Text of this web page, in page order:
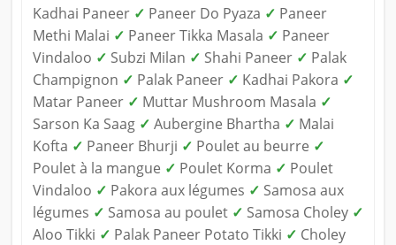
Kadhai Paneer ✓ Paneer Do Pyaza ✓ Paneer
Methi Malai ✓ Paneer Tikka Masala ✓ Paneer
Vindaloo ✓ Subzi Milan ✓ Shahi Paneer ✓ Palak
Champignon ✓ Palak Paneer ✓ Kadhai Pakora ✓
Matar Paneer ✓ Muttar Mushroom Masala ✓
Sarson Ka Saag ✓ Aubergine Bhartha ✓ Malai
Kofta ✓ Paneer Bhurji ✓ Poulet au beurre ✓
Poulet à la mangue ✓ Poulet Korma ✓ Poulet
Vindaloo ✓ Pakora aux légumes ✓ Samosa aux
légumes ✓ Samosa au poulet ✓ Samosa Choley ✓
Aloo Tikki ✓ Palak Paneer Potato Tikki ✓ Choley